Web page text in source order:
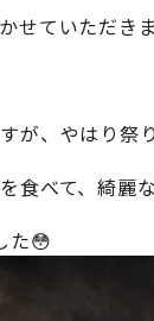
せていただ
が、やはり
食べて、綺麗
た😳